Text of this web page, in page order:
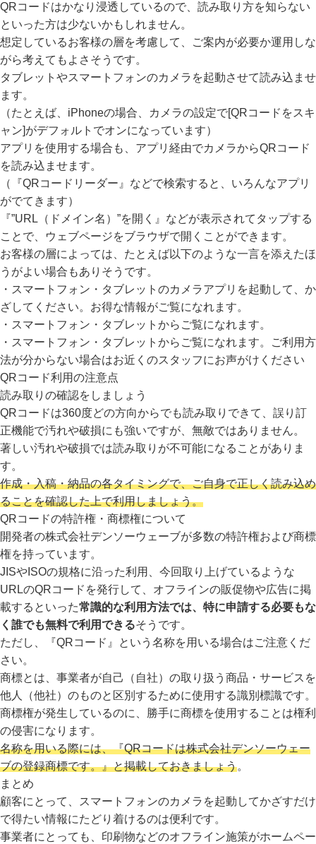
QRコードはかなり浸透しているので、読み取り方を知らない
といった方は少ないかもしれません。
想定しているお客様の層を考慮して、ご案内が必要か運用しな
がら考えてもよさそうです。
タブレットやスマートフォンのカメラを起動させて読み込ませ
ます。
（たとえば、iPhoneの場合、カメラの設定で[QRコードをスキ
ャン]がデフォルトでオンになっています）
アプリを使用する場合も、アプリ経由でカメラからQRコード
を読み込ませます。
（『QRコードリーダー』などで検索すると、いろんなアプリ
がでてきます）
『”URL（ドメイン名）”を開く』などが表示されてタップする
ことで、ウェブページをブラウザで開くことができます。
お客様の層によっては、たとえば以下のような一言を添えたほ
うがよい場合もありそうです。
・ スマートフォン・タブレットのカメラアプリを起動して、か
ざしてください。お得な情報がご覧になれます。
・スマートフォン・タブレットからご覧になれます。
・スマートフォン・タブレットからご覧になれます。ご利用方
法が分からない場合はお近くのスタッフにお声がけください
QRコード利用の注意点
読み取りの確認をしましょう
QRコードは360度どの方向からでも読み取りできて、誤り訂
正機能で汚れや破損にも強いですが、無敵ではありません。
著しい汚れや破損では読み取りが不可能になることがありま
す。
作成・入稿・納品の各タイミングで、ご自身で正しく読み込め
ることを確認した上で利用しましょう。
QRコードの特許権・商標権について
開発者の株式会社デンソーウェーブが多数の特許権および商標
権を持っています。
JISやISOの規格に沿った利用、今回取り上げているような
URLのQRコードを発行して、オフラインの販促物や広告に掲
載するといった常識的な利用方法では、特に申請する必要もな
く誰でも無料で利用できるそうです。
ただし、『QRコード』という名称を用いる場合はご注意くだ
さい。
商標とは、事業者が自己（自社）の取り扱う商品・サービスを
他人（他社）のものと区別するために使用する識別標識です。
商標権が発生しているのに、勝手に商標を使用することは権利
の侵害になります。
名称を用いる際には、『QRコードは株式会社デンソーウェー
ブの登録商標です。』と掲載しておきましょう。
まとめ
顧客にとって、スマートフォンのカメラを起動してかざすだけ
で得たい情報にたどり着けるのは便利です。
事業者にとっても、印刷物などのオフライン施策がホームペー